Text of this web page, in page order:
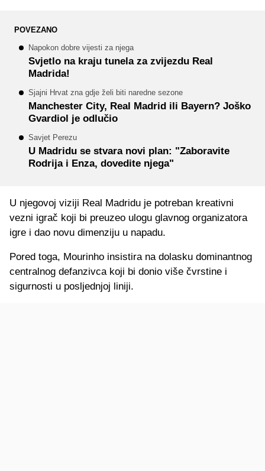
POVEZANO
Napokon dobre vijesti za njega
Svjetlo na kraju tunela za zvijezdu Real
Madrida!
Sjajni Hrvat zna gdje želi biti naredne sezone
Manchester City, Real Madrid ili Bayern? Joško
Gvardiol je odlučio
Savjet Perezu
U Madridu se stvara novi plan: "Zaboravite
Rodrija i Enza, dovedite njega"
U njegovoj viziji Real Madridu je potreban kreativni
vezni igrač koji bi preuzeo ulogu glavnog organizatora
igre i dao novu dimenziju u napadu.
Pored toga, Mourinho insistira na dolasku dominantnog
centralnog defanzivca koji bi donio više čvrstine i
sigurnosti u posljednjoj liniji.